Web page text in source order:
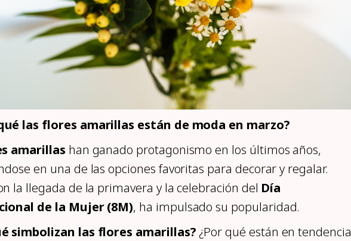
las flores amarillas están de moda en marzo?
amarillas han ganado protagonismo en los últimos años,
en una de las opciones favoritas para decorar y regalar.
la llegada de la primavera y la celebración del Día
de la Mujer (8M), ha impulsado su popularidad.
simbolizan las flores amarillas? ¿Por qué están en tendencia